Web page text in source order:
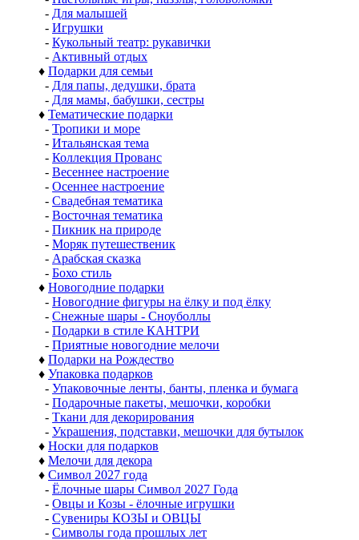
- Для малышей
- Игрушки
- Кукольный театр: рукавички
- Активный отдых
♦ Подарки для семьи
- Для папы, дедушки, брата
- Для мамы, бабушки, сестры
♦ Тематические подарки
- Тропики и море
- Итальянская тема
- Коллекция Прованс
- Весеннее настроение
- Осеннее настроение
- Свадебная тематика
- Восточная тематика
- Пикник на природе
- Моряк путешественик
- Арабская сказка
- Бохо стиль
♦ Новогодние подарки
- Новогодние фигуры на ёлку и под ёлку
- Снежные шары - Сноуболлы
- Подарки в стиле КАНТРИ
- Приятные новогодние мелочи
♦ Подарки на Рождество
♦ Упаковка подарков
- Упаковочные ленты, банты, пленка и бумага
- Подарочные пакеты, мешочки, коробки
- Ткани для декорирования
- Украшения, подставки, мешочки для бутылок
♦ Носки для подарков
♦ Мелочи для декора
♦ Символ 2027 года
- Ёлочные шары Символ 2027 Года
- Овцы и Козы - ёлочные игрушки
- Сувениры КОЗЫ и ОВЦЫ
- Символы года прошлых лет